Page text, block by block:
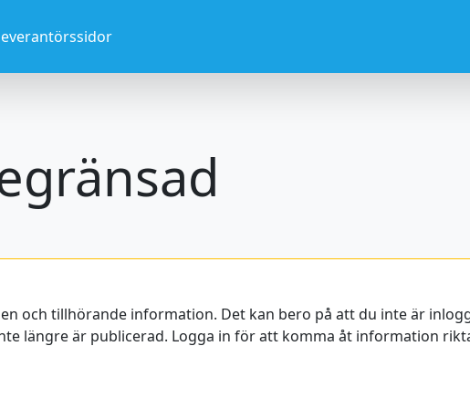
och tillhörande information. Det kan bero på att du inte är
längre är publicerad. Logga in för att komma åt information